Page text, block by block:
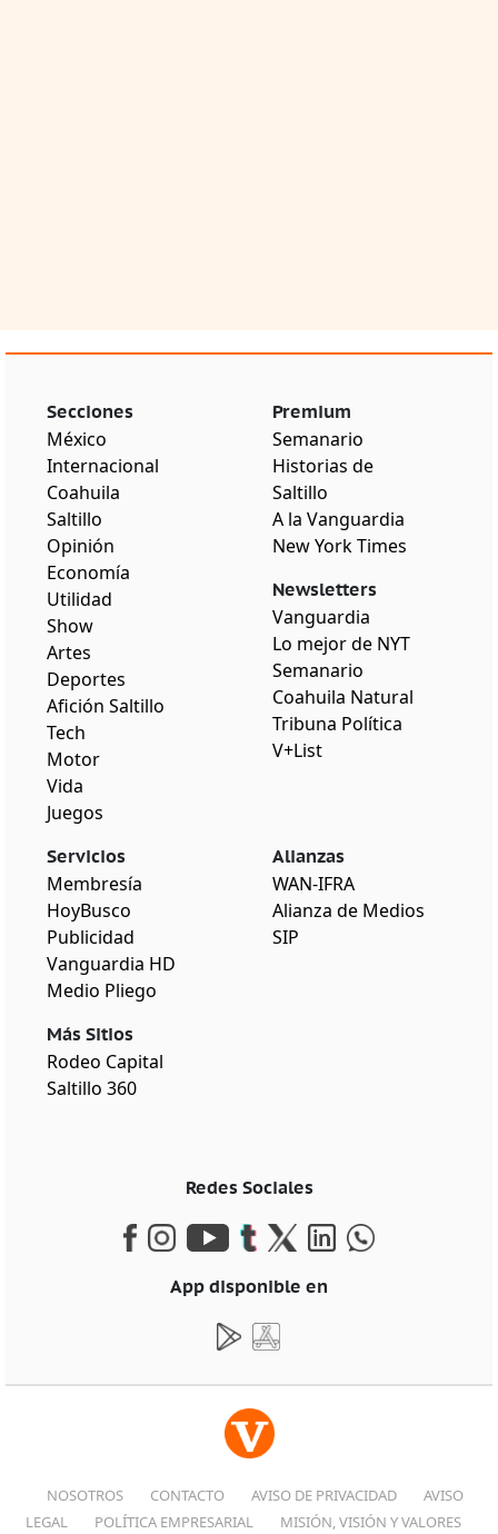
Secciones
México
Internacional
Coahuila
Saltillo
Opinión
Economía
Utilidad
Show
Artes
Deportes
Afición Saltillo
Tech
Motor
Vida
Juegos
Premium
Semanario
Historias de
Saltillo
A la Vanguardia
New York Times
Newsletters
Vanguardia
Lo mejor de NYT
Semanario
Coahuila Natural
Tribuna Política
V+List
Servicios
Membresía
HoyBusco
Publicidad
Vanguardia HD
Medio Pliego
Más Sitios
Rodeo Capital
Saltillo 360
Alianzas
WAN-IFRA
Alianza de Medios
SIP
Redes Sociales
App disponible en
NOSOTROS CONTACTO AVISO DE PRIVACIDAD
AVISO
LEGAL
POLÍTICA EMPRESARIAL MISIÓN, VISIÓN Y VALORES